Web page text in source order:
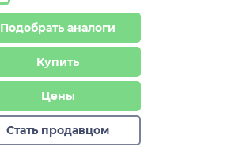
Подобрать аналоги
Купить
Цены
Стать продавцом